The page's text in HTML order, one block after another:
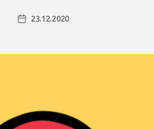
Julkaisupäivämäärä
23.12.2020